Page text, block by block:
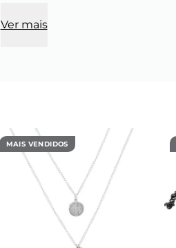
Ver mais
MAIS VENDIDOS